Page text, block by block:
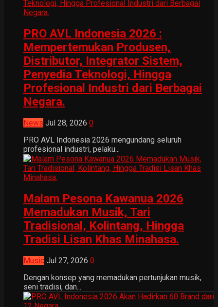
PRO AVL Indonesia 2026 :
Mempertemukan Produsen,
Distributor, Integrator Sistem,
Penyedia Teknologi, Hingga
Profesional Industri dari Berbagai
Negara.
News Jul 28, 2026 0
PRO AVL Indonesia 2026 mengundang seluruh
profesional industri, pelaku...
Malam Pesona Kawanua 2026
Memadukan Musik, Tari
Tradisional, Kolintang, Hingga
Tradisi Lisan Khas Minahasa.
Music Jul 27, 2026 0
Dengan konsep yang memadukan pertunjukan musik,
seni tradisi, dan...